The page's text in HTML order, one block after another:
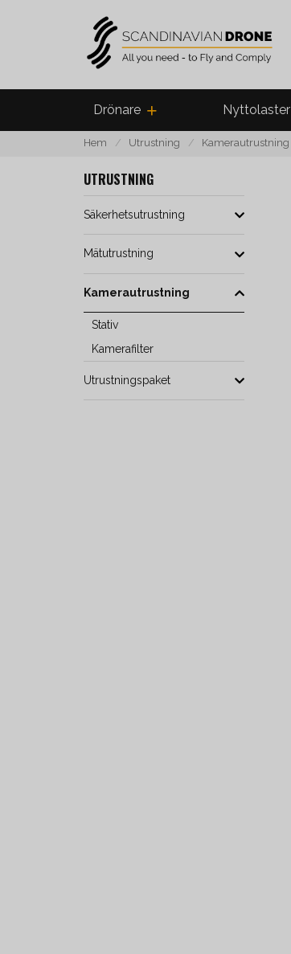
Drönare Nyttolaster
Hem Utrustning Kamerautrustning
UTRUSTNING
Säkerhetsutrustning
Mätutrustning
Kamerautrustning
Stativ
Kamerafilter
Utrustningspaket